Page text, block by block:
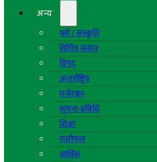
अन्य
धर्म / संस्कृति
विचित्र संसार
विपद्
अन्तर्राष्ट्रिय
मनोरञ्जन
सूचना-प्रविधि
शिक्षा
राशीफल
आर्थिक